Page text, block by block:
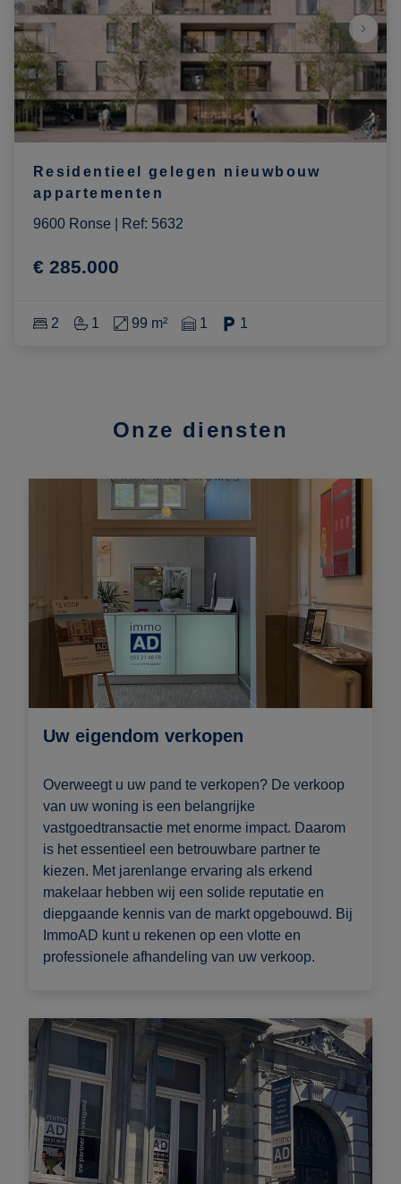
Residentieel gelegen nieuwbouw
appartementen
9600 Ronse
Ref: 5632
€ 285.000
2 1 99 m² 1 1
Onze diensten
Uw eigendom verkopen
Overweegt u uw pand te verkopen? De verkoop
van uw woning is een belangrijke
vastgoedtransactie met enorme impact. Daarom
is het essentieel een betrouwbare partner te
kiezen. Met jarenlange ervaring als erkend
makelaar hebben wij een solide reputatie en
diepgaande kennis van de markt opgebouwd. Bij
ImmoAD kunt u rekenen op een vlotte en
professionele afhandeling van uw verkoop.